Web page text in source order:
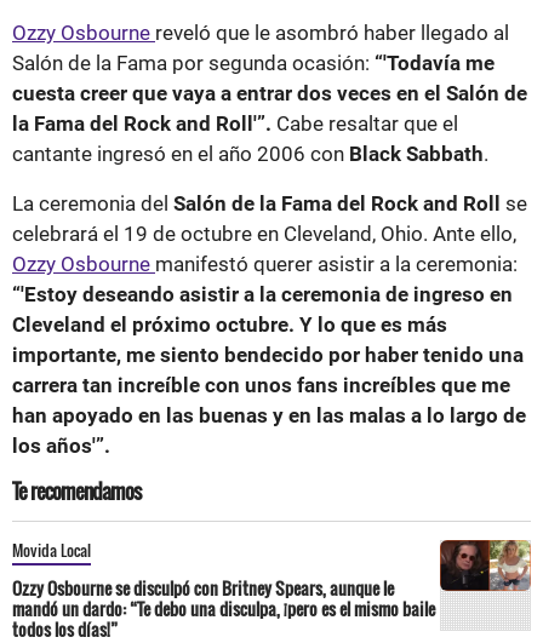
Ozzy Osbourne reveló que le asombró haber llegado al
Salón de la Fama por segunda ocasión: “'Todavía me
cuesta creer que vaya a entrar dos veces en el Salón de
la Fama del Rock and Roll'”. Cabe resaltar que el
cantante ingresó en el año 2006 con Black Sabbath.
La ceremonia del Salón de la Fama del Rock and Roll se
celebrará el 19 de octubre en Cleveland, Ohio. Ante ello,
Ozzy Osbourne manifestó querer asistir a la ceremonia:
“'Estoy deseando asistir a la ceremonia de ingreso en
Cleveland el próximo octubre. Y lo que es más
importante, me siento bendecido por haber tenido una
carrera tan increíble con unos fans increíbles que me
han apoyado en las buenas y en las malas a lo largo de
los años'”.
Te recomendamos
Movida Local
Ozzy Osbourne se disculpó con Britney Spears, aunque le
mandó un dardo: “Te debo una disculpa, ¡pero es el mismo baile
todos los días!”